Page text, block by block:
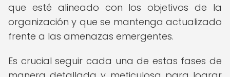
que esté alineado con los objetivos de la
organización y que se mantenga actualizado
frente a las amenazas emergentes.
Es crucial seguir cada una de estas fases de